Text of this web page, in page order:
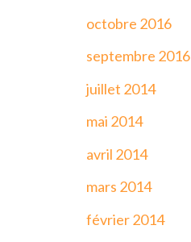
octobre 2016
septembre 2016
juillet 2014
mai 2014
avril 2014
mars 2014
février 2014